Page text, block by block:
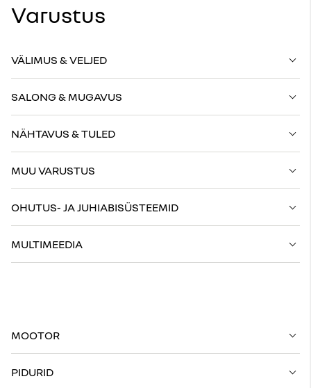
Varustus
VÄLIMUS & VELJED
SALONG & MUGAVUS
NÄHTAVUS & TULED
MUU VARUSTUS
OHUTUS- JA JUHIABISÜSTEEMID
MULTIMEEDIA
MOOTOR
PIDURID